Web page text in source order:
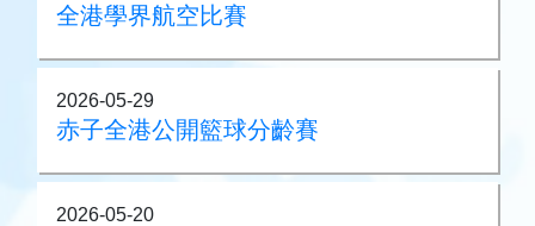
全港學界航空比賽
2026-05-29
赤子全港公開籃球分齡賽
2026-05-20